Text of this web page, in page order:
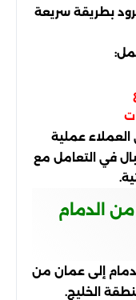
بطريقة سريعة
العملاء عملية
في التعامل مع
الدمام
إلى عمان من
الخليج.